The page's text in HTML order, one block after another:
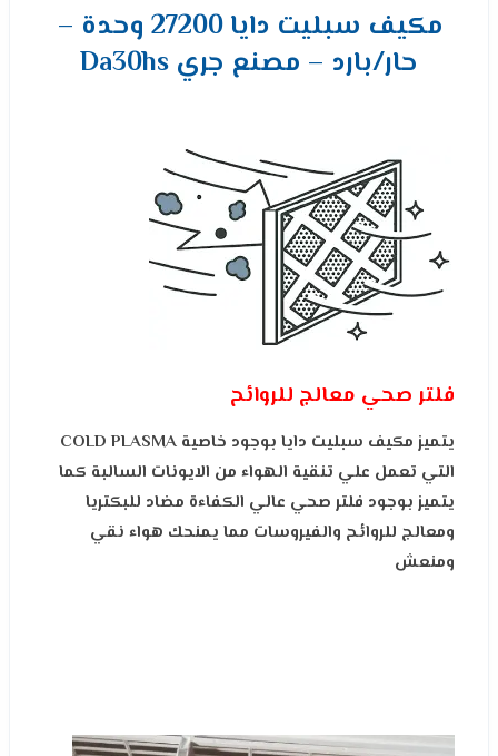
مكيف سبليت دايا 27200 وحدة –
حار/بارد – مصنع جري Da30hs
فلتر صحي معالج للروائح
يتميز مكيف سبليت دايا بوجود خاصية COLD PLASMA
التي تعمل علي تنقية الهواء من الايونات السالبة كما
يتميز بوجود فلتر صحي عالي الكفاءة مضاد للبكتريا
ومعالج للروائح والفيروسات مما يمنحك هواء نقي
ومنعش